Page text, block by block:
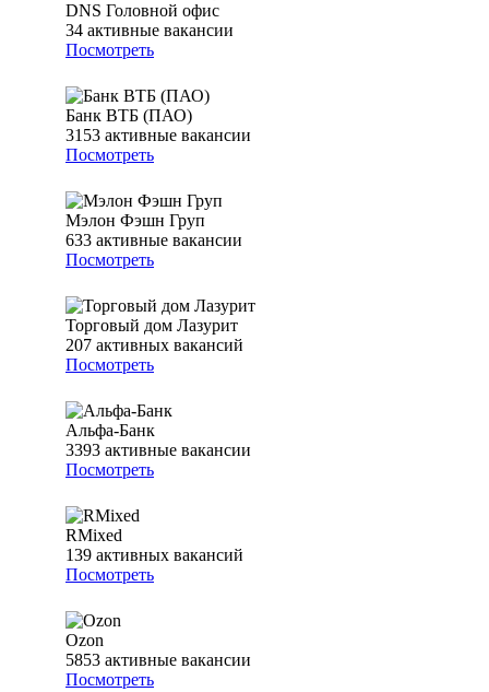
DNS Головной офис
34 активные вакансии
Посмотреть
Банк ВТБ (ПАО)
3153 активные вакансии
Посмотреть
Мэлон Фэшн Груп
633 активные вакансии
Посмотреть
Торговый дом Лазурит
207 активных вакансий
Посмотреть
Альфа-Банк
3393 активные вакансии
Посмотреть
RMixed
139 активных вакансий
Посмотреть
Ozon
5853 активные вакансии
Посмотреть